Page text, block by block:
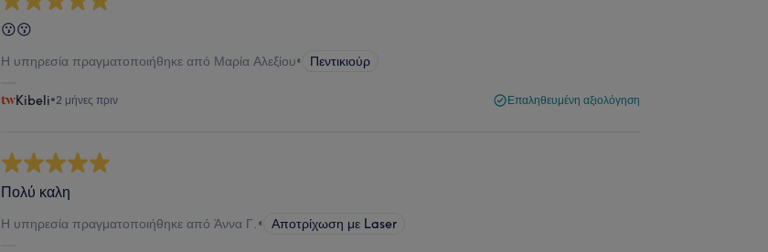
😗😗
Η υπηρεσία πραγματοποιήθηκε από Μαρία Αλεξίου• Πεντικιούρ
Kibeli•2 μήνες πριν Επαληθευμένη αξιολόγηση
Πολύ καλη
Η υπηρεσία πραγματοποιήθηκε από Άννα Γ. • Αποτρίχωση με Laser